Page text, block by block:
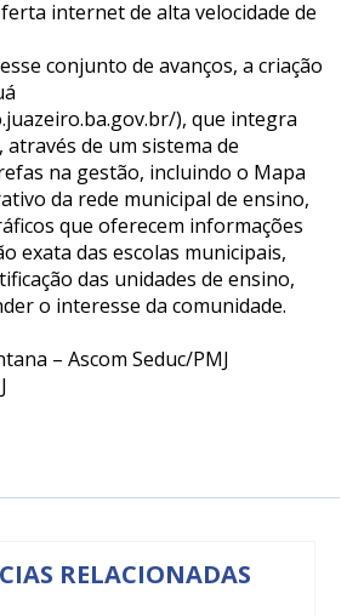
internet de alta velocidade de
conjunto de avanços, a criação
), que integra
através de um sistema de
na gestão, incluindo o Mapa
da rede municipal de ensino,
que oferecem informações
exata das escolas municipais,
das unidades de ensino,
o interesse da comunidade.
– Ascom Seduc/PMJ
RELACIONADAS